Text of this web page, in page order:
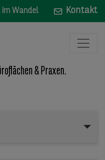
im Wandel Kontakt
& Praxen.